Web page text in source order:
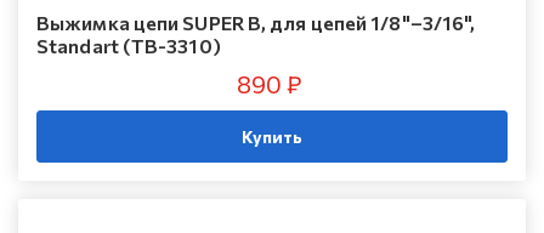
Выжимка цепи SUPER B, для цепей 1/8"–3/16",
Standart (TB-3310)
890 ₽
Купить